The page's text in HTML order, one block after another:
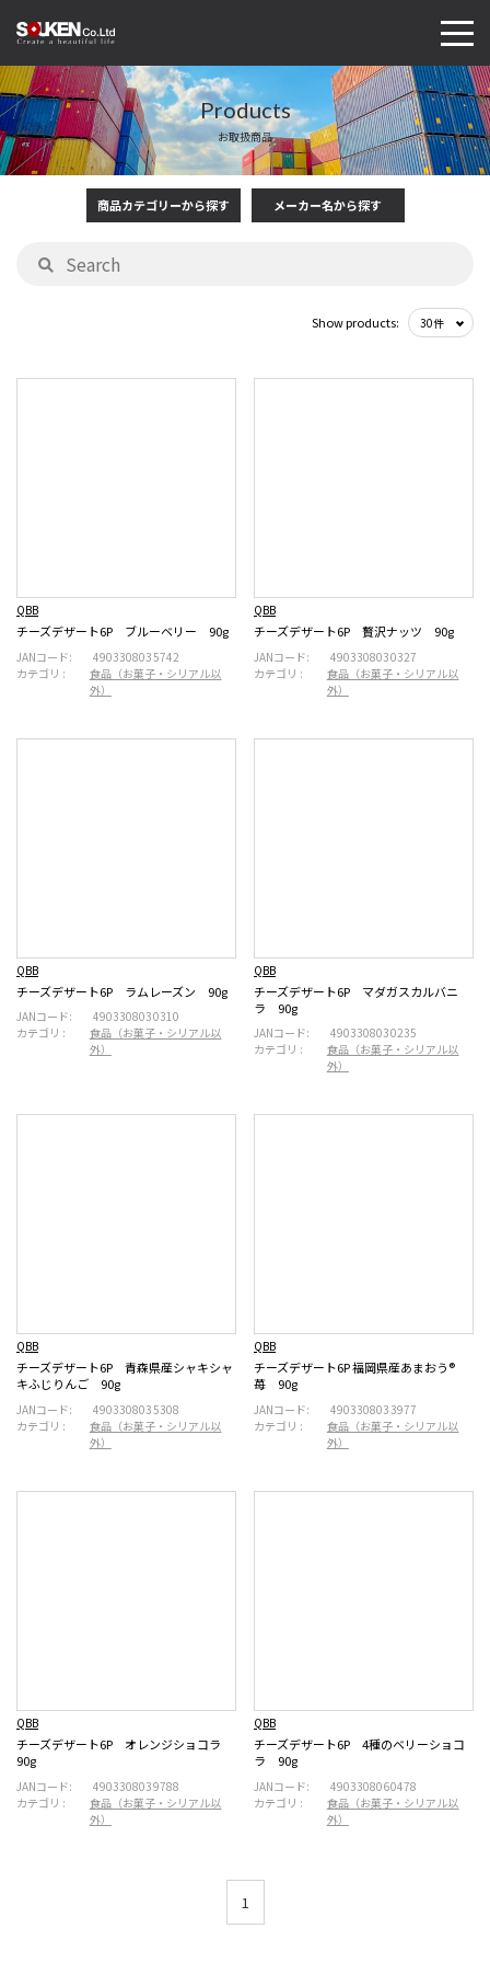
Products
お取扱商品
商品カテゴリーから探す メーカー名から探す
Show products:
QBB
チーズデザート6P ブルーベリー 90g
JANコード:
4903308035742
カテゴリ :
食品（お菓子・シリアル以
外）
QBB
チーズデザート6P 贅沢ナッツ 90g
JANコード:
4903308030327
カテゴリ :
食品（お菓子・シリアル以
外）
QBB
チーズデザート6P ラムレーズン 90g
JANコード:
4903308030310
カテゴリ :
食品（お菓子・シリアル以
外）
QBB
チーズデザート6P マダガスカルバニ
ラ 90g
JANコード:
4903308030235
カテゴリ :
食品（お菓子・シリアル以
外）
QBB
チーズデザート6P 青森県産シャキシャ
キふじりんご 90g
JANコード:
4903308035308
カテゴリ :
食品（お菓子・シリアル以
外）
QBB
チーズデザート6P 福岡県産あまおう®
苺 90g
JANコード:
4903308033977
カテゴリ :
食品（お菓子・シリアル以
外）
QBB
チーズデザート6P オレンジショコラ
90g
JANコード:
4903308039788
カテゴリ :
食品（お菓子・シリアル以
外）
QBB
チーズデザート6P 4種のベリーショコ
ラ 90g
JANコード:
4903308060478
カテゴリ :
食品（お菓子・シリアル以
外）
1